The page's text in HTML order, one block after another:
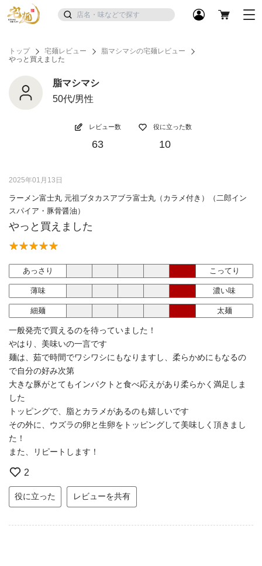
トップ 宅麺レビュー
脂マシマシの宅麺レビュー
やっと買えました
脂マシマシ
50代/男性
レビュー数
63
役に立った数
10
2025年01月13日
ラーメン富士丸 元祖ブタカスアブラ富士丸（カラメ付き）（二郎イン
スパイア・豚骨醤油）
やっと買えました
あっさり こってり
薄味 濃い味
細麺 太麺
一般発売で買えるのを待っていました！
やはり、美味いの一言です
麺は、茹で時間でワシワシにもなりますし、柔らかめにもなるの
で自分の好み次第
大きな豚がとてもインパクトと食べ応えがあり柔らかく満足しま
した
トッピングで、脂とカラメがあるのも嬉しいです
その外に、ウズラの卵と生卵をトッピングして美味しく頂きまし
た！
また、リピートします！
2
役に立った レビューを共有